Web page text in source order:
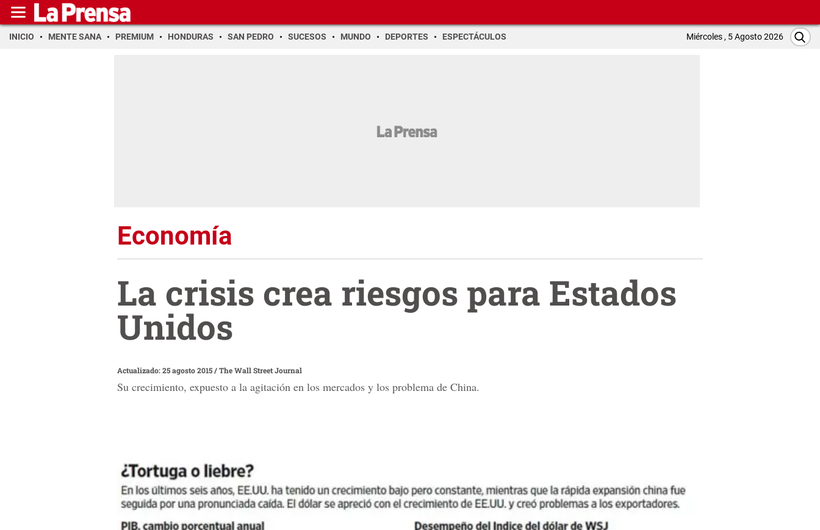
INICIO MENTE SANA PREMIUM HONDURAS SAN PEDRO SUCESOS MUNDO DEPORTES ESPECTÁCULOS Miércoles , 5 Agosto 2026
Economía
La crisis crea riesgos para Estados
Unidos
Actualizado: 25 agosto 2015/The Wall Street Journal
Su crecimiento, expuesto a la agitación en los mercados y los problema de China.